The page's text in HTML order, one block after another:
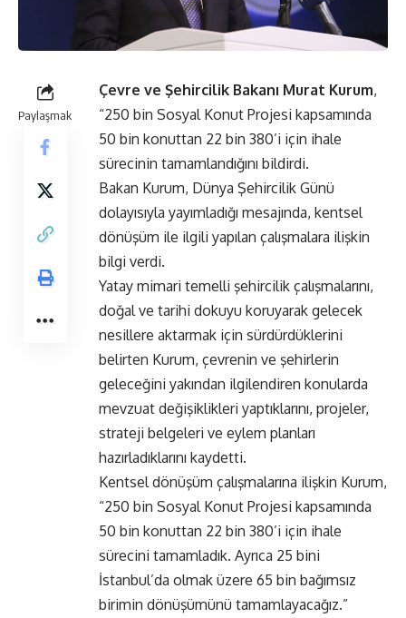
Paylaşmak
Çevre ve Şehircilik Bakanı Murat Kurum,
“250 bin Sosyal Konut Projesi kapsamında
50 bin konuttan 22 bin 380’i için ihale
sürecinin tamamlandığını bildirdi.
Bakan Kurum, Dünya Şehircilik Günü
dolayısıyla yayımladığı mesajında, kentsel
dönüşüm ile ilgili yapılan çalışmalara ilişkin
bilgi verdi.
Yatay mimari temelli şehircilik çalışmalarını,
doğal ve tarihi dokuyu koruyarak gelecek
nesillere aktarmak için sürdürdüklerini
belirten Kurum, çevrenin ve şehirlerin
geleceğini yakından ilgilendiren konularda
mevzuat değişiklikleri yaptıklarını, projeler,
strateji belgeleri ve eylem planları
hazırladıklarını kaydetti.
Kentsel dönüşüm çalışmalarına ilişkin Kurum,
“250 bin Sosyal Konut Projesi kapsamında
50 bin konuttan 22 bin 380’i için ihale
sürecini tamamladık. Ayrıca 25 bini
İstanbul’da olmak üzere 65 bin bağımsız
birimin dönüşümünü tamamlayacağız.”